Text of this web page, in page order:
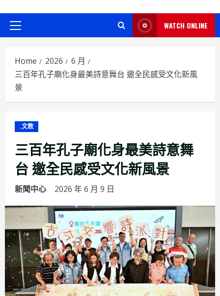
Primary
WATCH ONLINE
Home 2026
6 月
三百年孔子廟化身最美詩意舞台 邀全民感受文化新風
景
.文教
三百年孔子廟化身最美詩意舞
台 邀全民感受文化新風景
新聞中心 2026 年 6 月 9 日